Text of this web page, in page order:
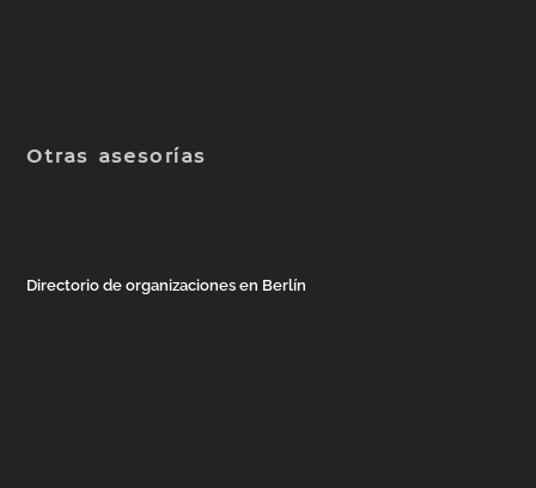
Otras asesorías
Directorio de organizaciones en Berlín